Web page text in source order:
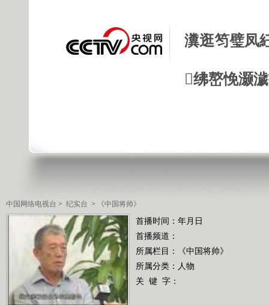
瀵逛笉璧凤
绋嶅悗灏
中国网络电视台 > 纪实台 > 《中国将帅》
首播时间：年月日
首播频道：
所属栏目：
《中国将帅》
所属分类：人物
关 键 字：